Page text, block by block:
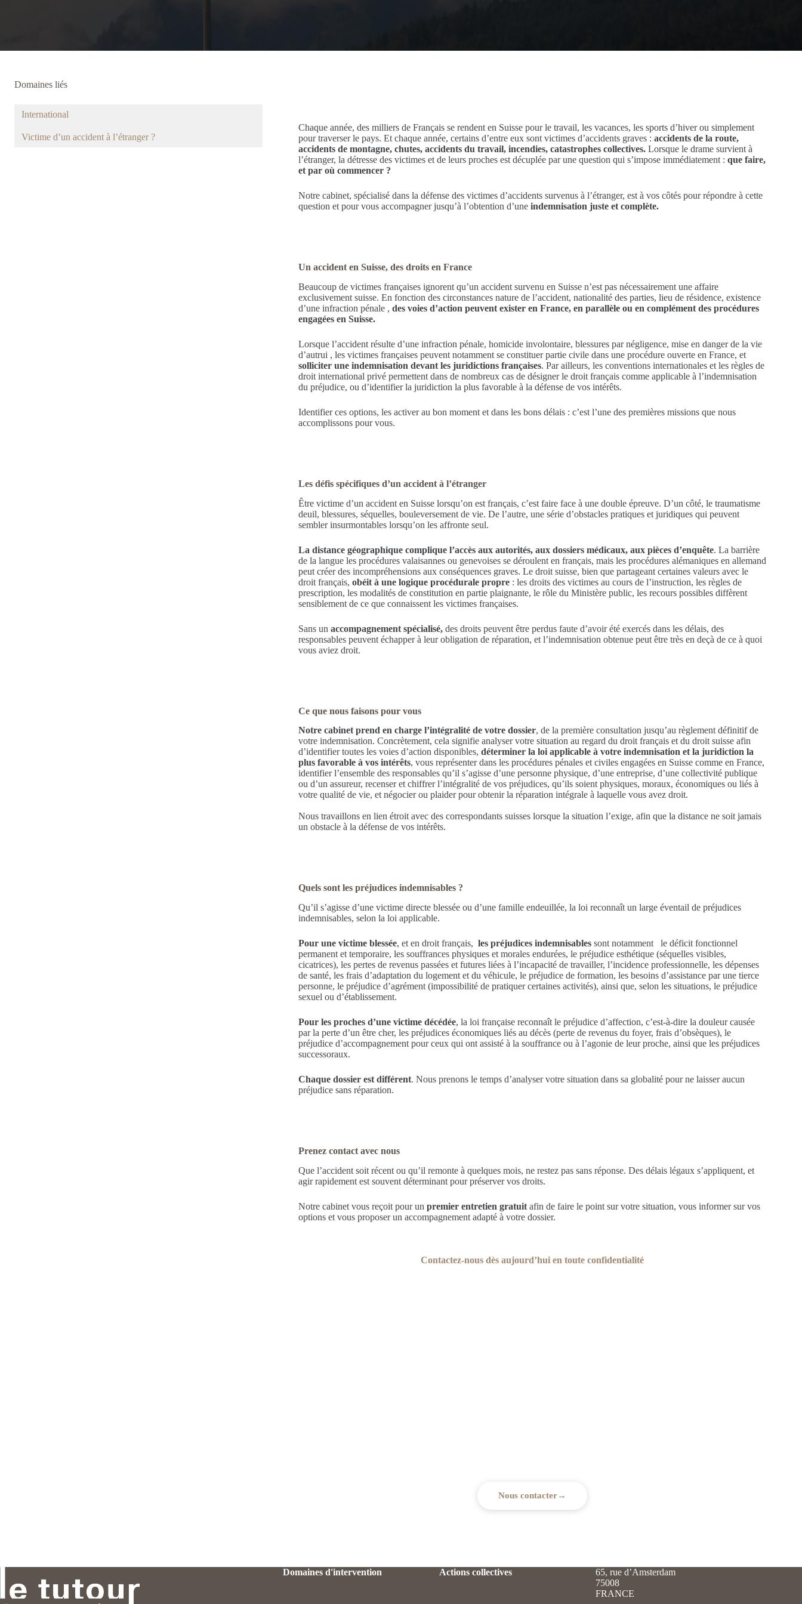
Domaines liés
International
Victime d’un accident à l’étranger ?
Chaque année, des milliers de Français se rendent en Suisse pour le travail, les vacances, les sports d’hiver ou simplement
pour traverser le pays. Et chaque année, certains d’entre eux sont victimes d’accidents graves : accidents de la route,
accidents de montagne, chutes, accidents du travail, incendies, catastrophes collectives.Lorsque le drame survient à
l’étranger, la détresse des victimes et de leurs proches est décuplée par une question qui s’impose immédiatement : que faire,
et par où commencer ?
Notre cabinet, spécialisé dans la défense des victimes d’accidents survenus à l’étranger, est à vos côtés pour répondre à cette
question et pour vous accompagner jusqu’à l’obtention d’une indemnisation juste et complète.
Un accident en Suisse, des droits en France
Beaucoup de victimes françaises ignorent qu’un accident survenu en Suisse n’est pas nécessairement une affaire
exclusivement suisse. En fonction des circonstances nature de l’accident, nationalité des parties, lieu de résidence, existence
d’une infraction pénale , des voies d’action peuvent exister en France, en parallèle ou en complément des procédures
engagées en Suisse.
Lorsque l’accident résulte d’une infraction pénale, homicide involontaire, blessures par négligence, mise en danger de la vie
d’autrui , les victimes françaises peuvent notamment se constituer partie civile dans une procédure ouverte en France, et
solliciter une indemnisation devant les juridictions françaises. Par ailleurs, les conventions internationales et les règles de
droit international privé permettent dans de nombreux cas de désigner le droit français comme applicable à l’indemnisation
du préjudice, ou d’identifier la juridiction la plus favorable à la défense de vos intérêts.
Identifier ces options, les activer au bon moment et dans les bons délais : c’est l’une des premières missions que nous
accomplissons pour vous.
Les défis spécifiques d’un accident à l’étranger
Être victime d’un accident en Suisse lorsqu’on est français, c’est faire face à une double épreuve. D’un côté, le traumatisme
deuil, blessures, séquelles, bouleversement de vie. De l’autre, une série d’obstacles pratiques et juridiques qui peuvent
sembler insurmontables lorsqu’on les affronte seul.
La distance géographique complique l’accès aux autorités, aux dossiers médicaux, aux pièces d’enquête. La barrière
de la langue les procédures valaisannes ou genevoises se déroulent en français, mais les procédures alémaniques en allemand
peut créer des incompréhensions aux conséquences graves. Le droit suisse, bien que partageant certaines valeurs avec le
droit français, obéit à une logique procédurale propre: les droits des victimes au cours de l’instruction, les règles de
prescription, les modalités de constitution en partie plaignante, le rôle du Ministère public, les recours possibles diffèrent
sensiblement de ce que connaissent les victimes françaises.
Sans un accompagnement spécialisé,des droits peuvent être perdus faute d’avoir été exercés dans les délais, des
responsables peuvent échapper à leur obligation de réparation, et l’indemnisation obtenue peut être très en deçà de ce à quoi
vous aviez droit.
Ce que nous faisons pour vous
Notre cabinet prend en charge l’intégralité de votre dossier, de la première consultation jusqu’au règlement définitif de
votre indemnisation. Concrètement, cela signifie analyser votre situation au regard du droit français et du droit suisse afin
d’identifier toutes les voies d’action disponibles, déterminer la loi applicable à votre indemnisation et la juridiction la
plus favorable à vos intérêts, vous représenter dans les procédures pénales et civiles engagées en Suisse comme en France,
identifier l’ensemble des responsables qu’il s’agisse d’une personne physique, d’une entreprise, d’une collectivité publique
ou d’un assureur, recenser et chiffrer l’intégralité de vos préjudices, qu’ils soient physiques, moraux, économiques ou liés à
votre qualité de vie, et négocier ou plaider pour obtenir la réparation intégrale à laquelle vous avez droit.
Nous travaillons en lien étroit avec des correspondants suisses lorsque la situation l’exige, afin que la distance ne soit jamais
un obstacle à la défense de vos intérêts.
Quels sont les préjudices indemnisables ?
Qu’il s’agisse d’une victime directe blessée ou d’une famille endeuillée, la loi reconnaît un large éventail de préjudices
indemnisables, selon la loi applicable.
Pour une victime blessée, et en droit français, les préjudices indemnisablessont notamment le déficit fonctionnel
permanent et temporaire, les souffrances physiques et morales endurées, le préjudice esthétique (séquelles visibles,
cicatrices), les pertes de revenus passées et futures liées à l’incapacité de travailler, l’incidence professionnelle, les dépenses
de santé, les frais d’adaptation du logement et du véhicule, le préjudice de formation, les besoins d’assistance par une tierce
personne, le préjudice d’agrément (impossibilité de pratiquer certaines activités), ainsi que, selon les situations, le préjudice
sexuel ou d’établissement.
Pour les proches d’une victime décédée, la loi française reconnaît le préjudice d’affection, c’est-à-dire la douleur causée
par la perte d’un être cher, les préjudices économiques liés au décès (perte de revenus du foyer, frais d’obsèques), le
préjudice d’accompagnement pour ceux qui ont assisté à la souffrance ou à l’agonie de leur proche, ainsi que les préjudices
successoraux.
Chaque dossier est différent. Nous prenons le temps d’analyser votre situation dans sa globalité pour ne laisser aucun
préjudice sans réparation.
Prenez contact avec nous
Que l’accident soit récent ou qu’il remonte à quelques mois, ne restez pas sans réponse. Des délais légaux s’appliquent, et
agir rapidement est souvent déterminant pour préserver vos droits.
Notre cabinet vous reçoit pour un premier entretien gratuitafin de faire le point sur votre situation, vous informer sur vos
options et vous proposer un accompagnement adapté à votre dossier.
Contactez-nous dès aujourd’hui en toute confidentialité
Nous contacter→
Domaines d'intervention Actions collectives
65, rue d’Amsterdam
75008
FRANCE